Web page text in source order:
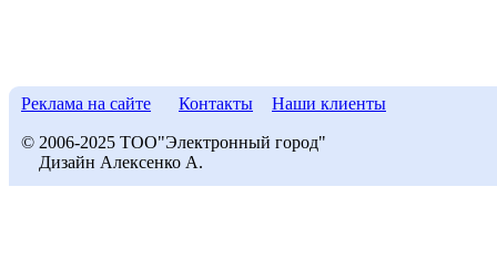
Реклама на сайте Контакты Наши клиенты
© 2006-2025 ТОО"Электронный город"
Дизайн Алексенко А.